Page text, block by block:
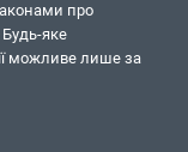
про
Будь-яке
можливе лише за